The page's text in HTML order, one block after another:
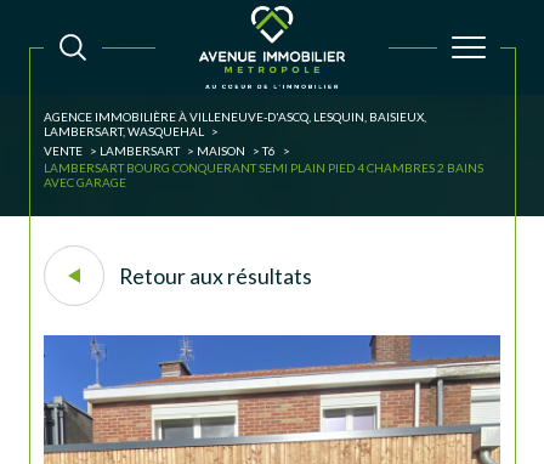
AGENCE IMMOBILIÈRE À VILLENEUVE-D'ASCQ, LESQUIN, BAISIEUX,
LAMBERSART, WASQUEHAL
VENTE
LAMBERSART MAISON
T6
LAMBERSART BOURG CONQUERANT SEMI PLAIN PIED 4 CHAMBRES 2 BAINS
AVEC GARAGE
Retour aux résultats